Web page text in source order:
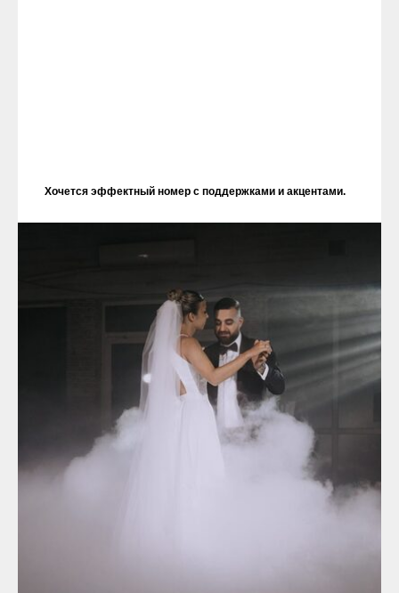
Хочется эффектный номер с поддержками и акцентами.